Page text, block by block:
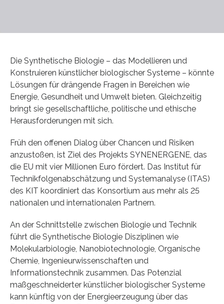
Die Synthetische Biologie – das Modellieren und
Konstruieren künstlicher biologischer Systeme – könnte
Lösungen für drängende Fragen in Bereichen wie
Energie, Gesundheit und Umwelt bieten. Gleichzeitig
bringt sie gesellschaftliche, politische und ethische
Herausforderungen mit sich.
Früh den offenen Dialog über Chancen und Risiken
anzustoßen, ist Ziel des Projekts SYNENERGENE, das
die EU mit vier Millionen Euro fördert. Das Institut für
Technikfolgenabschätzung und Systemanalyse (ITAS)
des KIT koordiniert das Konsortium aus mehr als 25
nationalen und internationalen Partnern.
An der Schnittstelle zwischen Biologie und Technik
führt die Synthetische Biologie Disziplinen wie
Molekularbiologie, Nanobiotechnologie, Organische
Chemie, Ingenieurwissenschaften und
Informationstechnik zusammen. Das Potenzial
maßgeschneiderter künstlicher biologischer Systeme
kann künftig von der Energieerzeugung über das